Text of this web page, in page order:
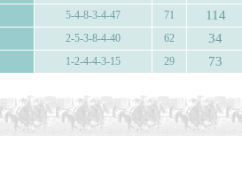
5-4-8-3-4-47 71 114
2-5-3-8-4-40 62 34
1-2-4-4-3-15 29 73